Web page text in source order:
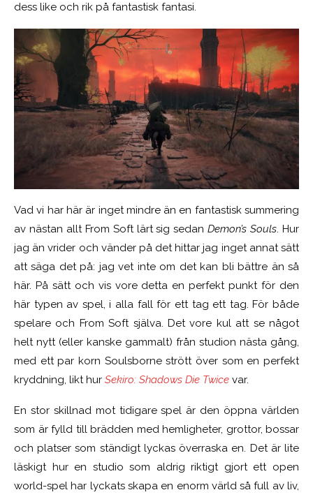
dess like och rik på fantastisk fantasi.
Vad vi har här är inget mindre än en fantastisk summering
av nästan allt From Soft lärt sig sedanDemon’s Souls . Hur
jag än vrider och vänder på det hittar jag inget annat sätt
att säga det på: jag vet inte om det kan bli bättre än så
här. På sätt och vis vore detta en perfekt punkt för den
här typen av spel, i alla fall för ett tag ett tag. För både
spelare och From Soft själva. Det vore kul att se något
helt nytt (eller kanske gammalt) från studion nästa gång,
med ett par korn Soulsborne strött över som en perfekt
kryddning, likt hur Sekiro: Shadows Die Twice var.
En stor skillnad mot tidigare spel är den öppna världen
som är fylld till brädden med hemligheter, grottor, bossar
och platser som ständigt lyckas överraska en. Det är lite
läskigt hur en studio som aldrig riktigt gjort ett open
world-spel har lyckats skapa en enorm värld så full av liv,